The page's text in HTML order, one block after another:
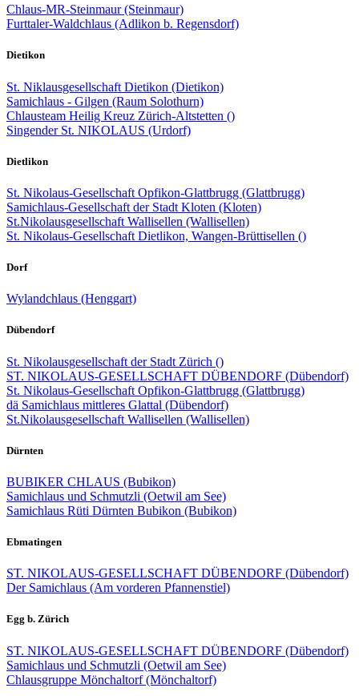
Chlaus-MR-Steinmaur (Steinmaur)
Furttaler-Waldchlaus (Adlikon b. Regensdorf)
Dietikon
St. Niklausgesellschaft Dietikon (Dietikon)
Samichlaus - Gilgen (Raum Solothurn)
Chlausteam Heilig Kreuz Zürich-Altstetten ()
Singender St. NIKOLAUS (Urdorf)
Dietlikon
St. Nikolaus-Gesellschaft Opfikon-Glattbrugg (Glattbrugg)
Samichlaus-Gesellschaft der Stadt Kloten (Kloten)
St.Nikolausgesellschaft Wallisellen (Wallisellen)
St. Nikolaus-Gesellschaft Dietlikon, Wangen-Brüttisellen ()
Dorf
Wylandchlaus (Henggart)
Dübendorf
St. Nikolausgesellschaft der Stadt Zürich ()
ST. NIKOLAUS-GESELLSCHAFT DÜBENDORF (Dübendorf)
St. Nikolaus-Gesellschaft Opfikon-Glattbrugg (Glattbrugg)
dä Samichlaus mittleres Glattal (Dübendorf)
St.Nikolausgesellschaft Wallisellen (Wallisellen)
Dürnten
BUBIKER CHLAUS (Bubikon)
Samichlaus und Schmutzli (Oetwil am See)
Samichlaus Rüti Dürnten Bubikon (Bubikon)
Ebmatingen
ST. NIKOLAUS-GESELLSCHAFT DÜBENDORF (Dübendorf)
Der Samichlaus (Am vorderen Pfannenstiel)
Egg b. Zürich
ST. NIKOLAUS-GESELLSCHAFT DÜBENDORF (Dübendorf)
Samichlaus und Schmutzli (Oetwil am See)
Chlausgruppe Mönchaltorf (Mönchaltorf)